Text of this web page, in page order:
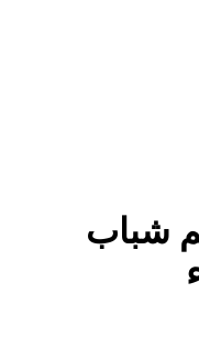
شباب